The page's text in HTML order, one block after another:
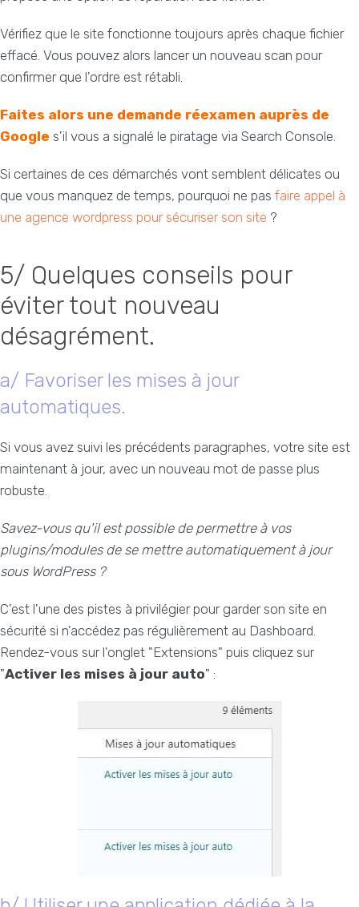
Vérifiez que le site fonctionne toujours après chaque fichier
effacé. Vous pouvez alors lancer un nouveau scan pour
confirmer que l'ordre est rétabli.
Faites alors une demande réexamen auprès de
Google s'il vous a signalé le piratage via Search Console.
Si certaines de ces démarchés vont semblent délicates ou
que vous manquez de temps, pourquoi ne pas faire appel à
une agence wordpress pour sécuriser son site ?
5/ Quelques conseils pour
éviter tout nouveau
désagrément.
a/ Favoriser les mises à jour
automatiques.
Si vous avez suivi les précédents paragraphes, votre site est
maintenant à jour, avec un nouveau mot de passe plus
robuste.
Savez-vous qu'il est possible de permettre à vos
plugins/modules de se mettre automatiquement à jour
sous WordPress ?
C'est l'une des pistes à privilégier pour garder son site en
sécurité si n'accédez pas régulièrement au Dashboard.
Rendez-vous sur l'onglet "Extensions" puis cliquez sur
"Activer les mises à jour auto" :